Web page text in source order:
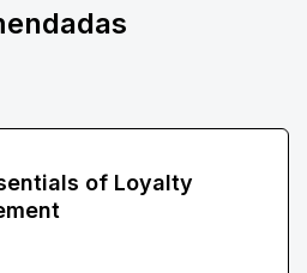
of Loyalty